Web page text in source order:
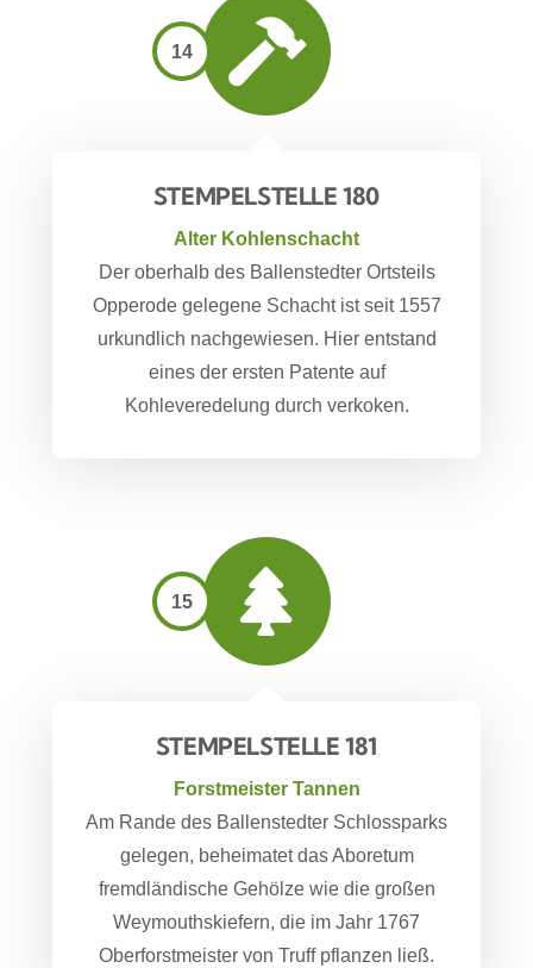
14
STEMPELSTELLE 180
Alter Kohlenschacht
Der oberhalb des Ballenstedter Ortsteils
Opperode gelegene Schacht ist seit 1557
urkundlich nachgewiesen. Hier entstand
eines der ersten Patente auf
Kohleveredelung durch verkoken.
15
STEMPELSTELLE 181
Forstmeister Tannen
Am Rande des Ballenstedter Schlossparks
gelegen, beheimatet das Aboretum
fremdländische Gehölze wie die großen
Weymouthskiefern, die im Jahr 1767
Oberforstmeister von Truff pflanzen ließ.